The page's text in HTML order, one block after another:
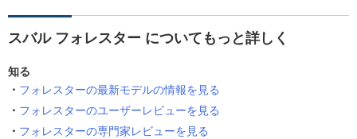
スバル フォレスター についてもっと詳しく
知る
フォレスターの最新モデルの情報を見る
フォレスターのユーザーレビューを見る
フォレスターの専門家レビューを見る